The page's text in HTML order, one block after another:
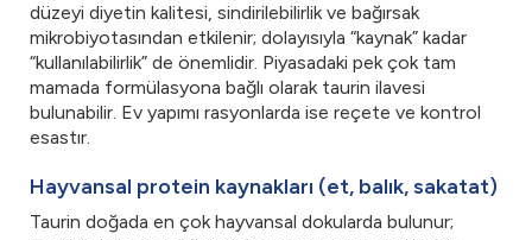
düzeyi diyetin kalitesi, sindirilebilirlik ve bağırsak
mikrobiyotasından etkilenir; dolayısıyla “kaynak” kadar
“kullanılabilirlik” de önemlidir. Piyasadaki pek çok tam
mamada formülasyona bağlı olarak taurin ilavesi
bulunabilir. Ev yapımı rasyonlarda ise reçete ve kontrol
esastır.
Hayvansal protein kaynakları (et, balık, sakatat)
Taurin doğada en çok hayvansal dokularda bulunur;